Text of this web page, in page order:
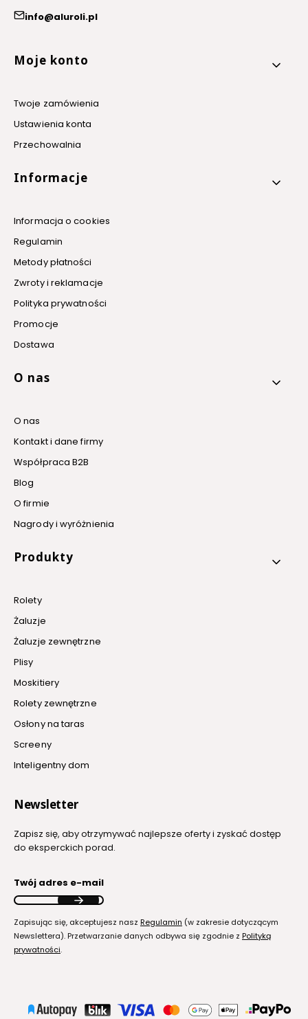
info@aluroli.pl
Linki w stopce
Moje konto
Twoje zamówienia
Ustawienia konta
Przechowalnia
Informacje
Informacja o cookies
Regulamin
Metody płatności
Zwroty i reklamacje
Polityka prywatności
Promocje
Dostawa
O nas
O nas
Kontakt i dane firmy
Współpraca B2B
Blog
O firmie
Nagrody i wyróżnienia
Produkty
Rolety
Żaluzje
Żaluzje zewnętrzne
Plisy
Moskitiery
Rolety zewnętrzne
Osłony na taras
Screeny
Inteligentny dom
Newsletter
Zapisz się, aby otrzymywać najlepsze oferty i zyskać dostęp
do eksperckich porad.
Twój adres e-mail
Zapisując się, akceptujesz nasz Regulamin (w zakresie dotyczącym
Newslettera). Przetwarzanie danych odbywa się zgodnie z Polityką
prywatności.